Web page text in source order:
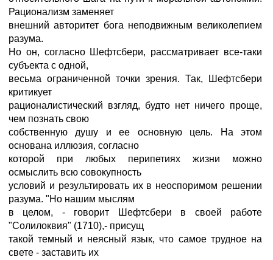
Рационализм заменяет
внешний авторитет бога неподвижным великолепием
разума.
Но он, согласно Шефтсбери, рассматривает все-таки
субъекта с одной,
весьма ограниченной точки зрения. Так, Шефтсбери
критикует
рационалистический взгляд, будто нет ничего проще,
чем познать свою
собственную душу и ее основную цель. На этом
основана иллюзия, согласно
которой при любых перипетиях жизни можно
осмыслить всю совокупность
условий и результировать их в неоспоримом решении
разума. "Но нашим мыслям
в целом, - говорит Шефтсбери в своей работе
"Солилоквия" (1710),- присущ
такой темный и неясный язык, что самое трудное на
свете - заставить их